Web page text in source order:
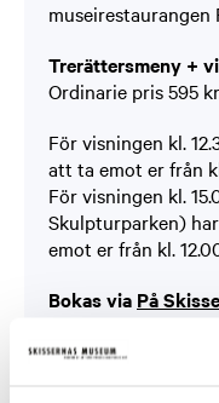
museirestaurangen
Trerättersmeny +
Ordinarie pris 595
För visningen kl.
att ta emot er från
För visningen kl.
Skulpturparken)
emot er från kl.
Bokas via På
Kan ej kombineras